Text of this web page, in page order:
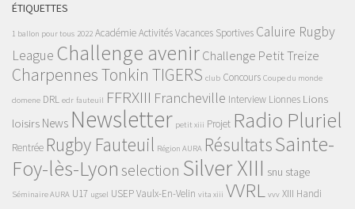
ÉTIQUETTES
1 ballon pour tous 2022 AcadémieActivités Vacances Sportives Caluire Rugby
League Challenge avenirChallenge Petit Treize
Charpennes Tonkin TIGERS club Concours Coupe du monde
domene DRL edr fauteuil FFRXIII Francheville Interview Lionnes Lions
loisirs News Newsletter petit xiii Projet Radio Pluriel
Rentrée Rugby Fauteuil Région AURA RésultatsSainte-
Foy-lès-Lyon selection Silver XIII snu stage
Séminaire AURA U17 ugsel USEPVaulx-En-Velin vita xiii VVRL vvv XIII Handi